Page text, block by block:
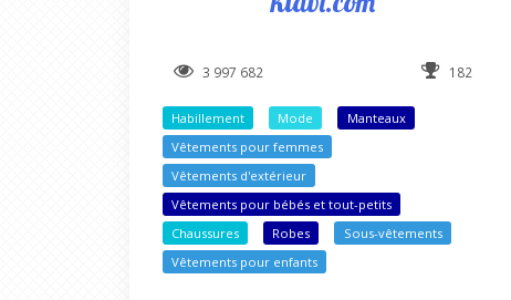
3 997 682 182
Habillement Mode
Manteaux
Vêtements pour femmes
Vêtements d'extérieur
Vêtements pour bébés et tout-petits
Chaussures
Robes
Sous-vêtements
Vêtements pour enfants